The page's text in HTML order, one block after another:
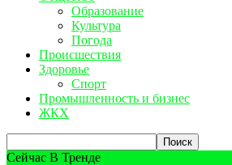
Образование
Культура
Погода
Происшествия
Здоровье
Спорт
Промышленность и бизнес
ЖКХ
Сейчас В Тренде